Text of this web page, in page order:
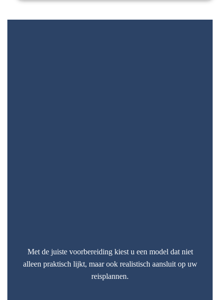
Met de juiste voorbereiding kiest u een model dat niet
alleen praktisch lijkt, maar ook realistisch aansluit op uw
reisplannen.